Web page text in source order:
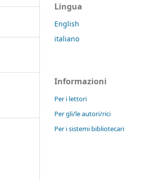
Lingua
English
italiano
Informazioni
Per i lettori
Per gli/le autori/rici
Per i sistemi bibliotecari